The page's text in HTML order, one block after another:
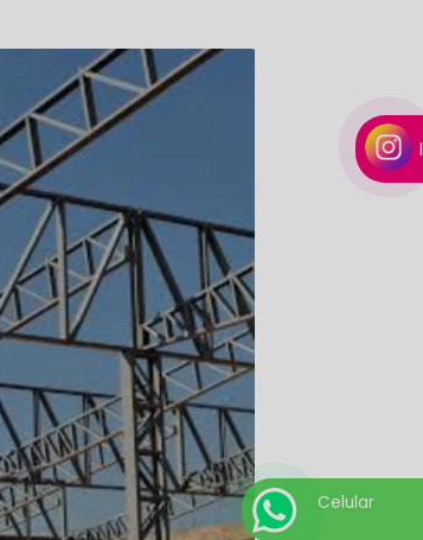
Celular